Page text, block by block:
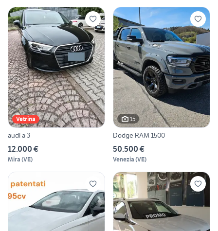
Vetrina
audi a 3
12.000 €
Mira (VE)
15
Dodge RAM 1500
50.500 €
Venezia (VE)